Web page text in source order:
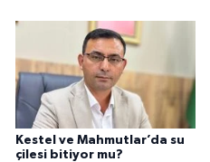
Kestel ve Mahmutlar’da su
çilesi bitiyor mu?